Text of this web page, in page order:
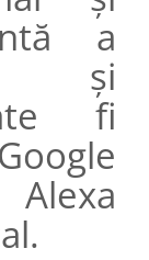
a
și
fi